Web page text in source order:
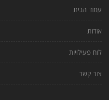
עמוד הבית
אודות
לוח פעילויות
צור קשר